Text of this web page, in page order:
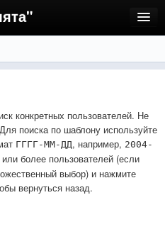
конкретных пользователей. Не
поиска по шаблону используйте
ГГГГ-ММ-ДД, например, 2004-
более пользователей (если
выбор) и нажмите
вернуться назад.